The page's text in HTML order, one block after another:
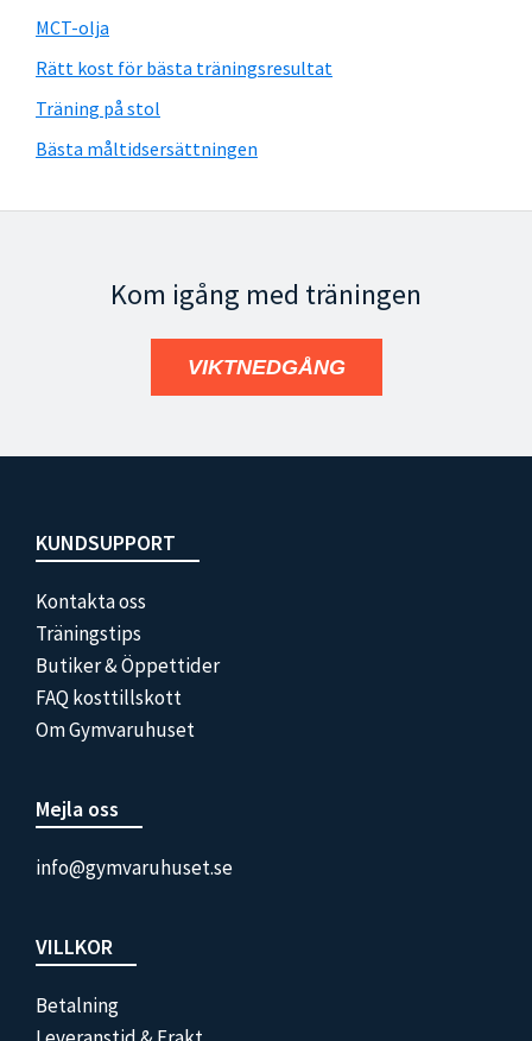
MCT-olja
Rätt kost för bästa träningsresultat
Träning på stol
Bästa måltidsersättningen
Kom igång med träningen
VIKTNEDGÅNG
Footer
KUNDSUPPORT
Kontakta oss
Träningstips
Butiker & Öppettider
FAQ kosttillskott
Om Gymvaruhuset
Mejla oss
info@gymvaruhuset.se
VILLKOR
Betalning